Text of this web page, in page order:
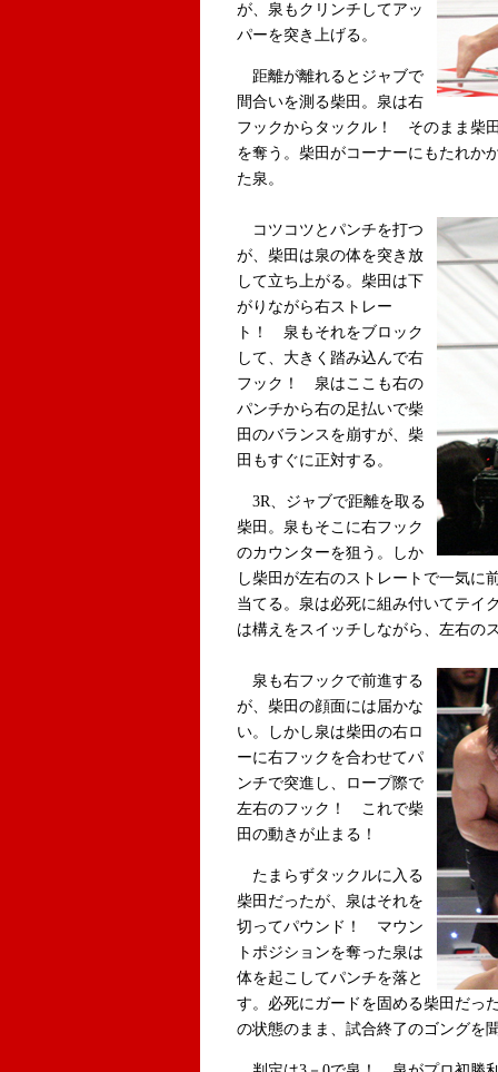
が、泉もクリンチしてアッ
パーを突き上げる。
距離が離れるとジャブで
間合いを測る柴田。泉は右
フックからタックル！ そのまま柴
を奪う。柴田がコーナーにもたれか
た泉。
コツコツとパンチを打つ
が、柴田は泉の体を突き放
して立ち上がる。柴田は下
がりながら右ストレー
ト！ 泉もそれをブロック
して、大きく踏み込んで右
フック！ 泉はここも右の
パンチから右の足払いで柴
田のバランスを崩すが、柴
田もすぐに正対する。
3R、ジャブで距離を取る
柴田。泉もそこに右フック
のカウンターを狙う。しか
し柴田が左右のストレートで一気
当てる。泉は必死に組み付いてテイ
は構えをスイッチしながら、左右の
泉も右フックで前進する
が、柴田の顔面には届かな
い。しかし泉は柴田の右ロ
ーに右フックを合わせてパ
ンチで突進し、ロープ際で
左右のフック！ これで柴
田の動きが止まる！
たまらずタックルに入る
柴田だったが、泉はそれを
切ってパウンド！ マウン
トポジションを奪った泉は
体を起こしてパンチを落と
す。必死にガードを固める柴田だっ
の状態のまま、試合終了のゴングを